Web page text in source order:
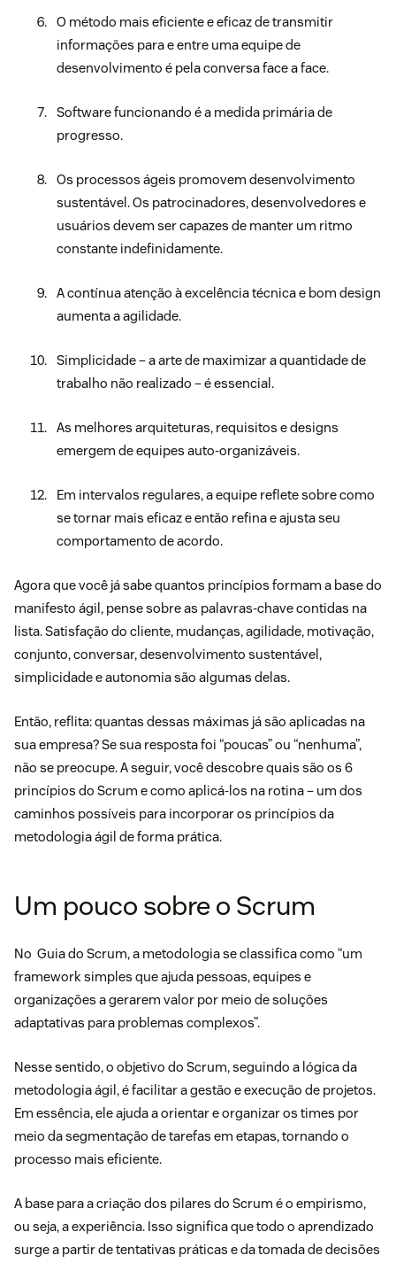
O método mais eficiente e eficaz de transmitir
informações para e entre uma equipe de
desenvolvimento é pela conversa face a face.
Software funcionando é a medida primária de
progresso.
Os processos ágeis promovem desenvolvimento
sustentável. Os patrocinadores, desenvolvedores e
usuários devem ser capazes de manter um ritmo
constante indefinidamente.
A contínua atenção à excelência técnica e bom design
aumenta a agilidade.
Simplicidade – a arte de maximizar a quantidade de
trabalho não realizado – é essencial.
As melhores arquiteturas, requisitos e designs
emergem de equipes auto-organizáveis.
Em intervalos regulares, a equipe reflete sobre como
se tornar mais eficaz e então refina e ajusta seu
comportamento de acordo.
Agora que você já sabe quantos princípios formam a base do
manifesto ágil, pense sobre as palavras-chave contidas na
lista. Satisfação do cliente, mudanças, agilidade, motivação,
conjunto, conversar, desenvolvimento sustentável,
simplicidade e autonomia são algumas delas.
Então, reflita: quantas dessas máximas já são aplicadas na
sua empresa? Se sua resposta foi “poucas” ou “nenhuma”,
não se preocupe. A seguir, você descobre quais são os 6
princípios do Scrum e como aplicá-los na rotina – um dos
caminhos possíveis para incorporar os princípios da
metodologia ágil de forma prática.
Um pouco sobre o Scrum
No Guia do Scrum, a metodologia se classifica como “um
framework simples que ajuda pessoas, equipes e
organizações a gerarem valor por meio de soluções
adaptativas para problemas complexos”.
Nesse sentido, o objetivo do Scrum, seguindo a lógica da
metodologia ágil, é facilitar a gestão e execução de projetos.
Em essência, ele ajuda a orientar e organizar os times por
meio da segmentação de tarefas em etapas, tornando o
processo mais eficiente.
A base para a criação dos pilares do Scrum é o empirismo,
ou seja, a experiência. Isso significa que todo o aprendizado
surge a partir de tentativas práticas e da tomada de decisões